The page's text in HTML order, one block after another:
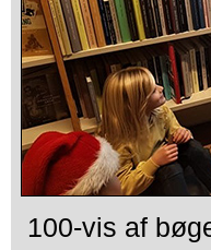
100-vis af